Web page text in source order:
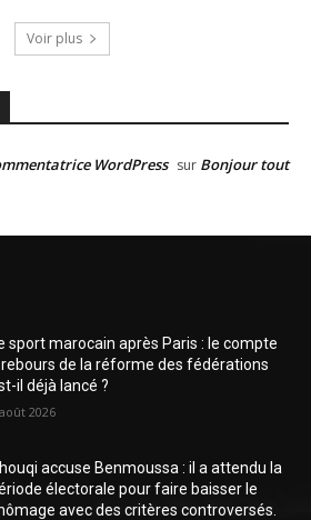
Voir plus
WordPress sur Bonjour tout
sport marocain après Paris : le compte
de la réforme des fédérations
il déjà lancé ?
2026
accuse Benmoussa : il a attendu la
électorale pour faire baisser le
avec des critères controversés.